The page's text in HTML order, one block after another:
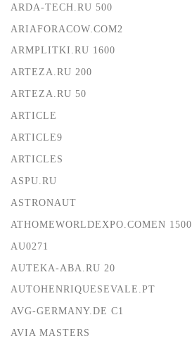
ARDA-TECH.RU 500
ARIAFORACOW.COM2
ARMPLITKI.RU 1600
ARTEZA.RU 200
ARTEZA.RU 50
ARTICLE
ARTICLE9
ARTICLES
ASPU.RU
ASTRONAUT
ATHOMEWORLDEXPO.COMEN 1500
AU0271
AUTEKA-ABA.RU 20
AUTOHENRIQUESEVALE.PT
AVG-GERMANY.DE C1
AVIA MASTERS